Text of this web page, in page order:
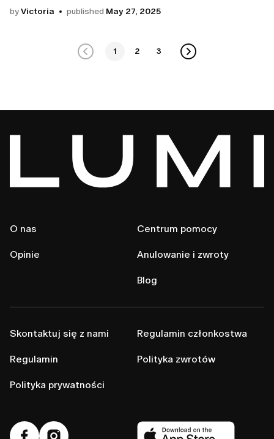
byVictoria published May 27, 2025
1 2 3
O nas
Opinie
Centrum pomocy
Anulowanie i zwroty
Blog
Skontaktuj się z nami
Regulamin
Polityka prywatności
Regulamin członkostwa
Polityka zwrotów